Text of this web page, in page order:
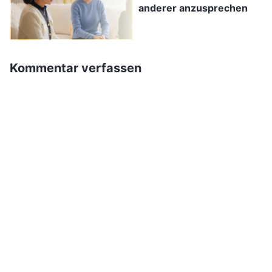
Interessen der Kirche gewahrt. Waren das nicht
alles Ausdrucksformen des Strebens nach der
die Ausdrucksformen schrieb, die zeigten, dass
anderer anzusprechen
Kommentar verfassen